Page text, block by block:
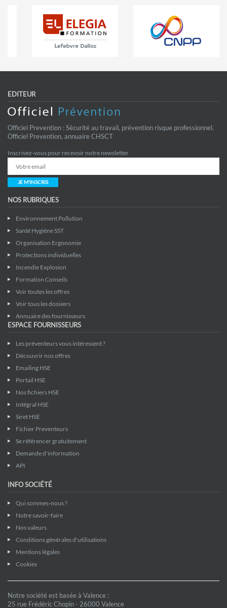
EDITEUR
Officiel Prevention : Sécurité au travail, prévention risque professionnel.
Officiel Prevention, annuaire CHSCT
Inscrivez-vous pour recevoir notre newsletter
JE M'INSCRIS
NOS RUBRIQUES
Environnement Pollution
Santé Hygiène SST
Organisation Ergonomie
Protections individuelles
Incendie Explosion
Formation Conseils
Voir toutes les offres
Voir tous les dossiers
Annuaire des fournisseurs
ESPACE FOURNISSEURS
Les préventeurs vous intéressent ?
Découvrir nos offres
Emailing HSE
Portail HSE
Nos fichiers HSE
Intégral HSE
Siret HSE
Fichier Preventeurs
Se référencer gratuitement
Demande d'information
API
INFO SOCIÉTÉ
Qui sommes-nous ?
Notre savoir-faire
Nos valeurs
Conditions générales d'utilisations
Mentions légales
Cookies
Notre société est basée à Valence :
25 rue Frédéric Chopin - 26000 Valence